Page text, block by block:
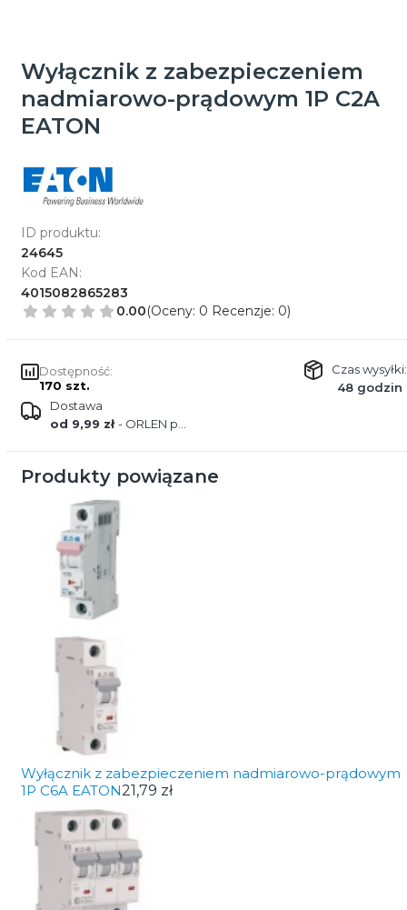
Wyłącznik z zabezpieczeniem
nadmiarowo-prądowym 1P C2A
EATON
ID produktu:
24645
Kod EAN:
4015082865283
0.00(Oceny: 0 Recenzje: 0)
Dostępność:
170 szt.
Czas wysyłki:
48 godzin
Dostawa
od 9,99 zł- ORLEN paczka
Produkty powiązane
Wyłącznik z zabezpieczeniem nadmiarowo-prądowym
1P C6A EATON21,79 zł